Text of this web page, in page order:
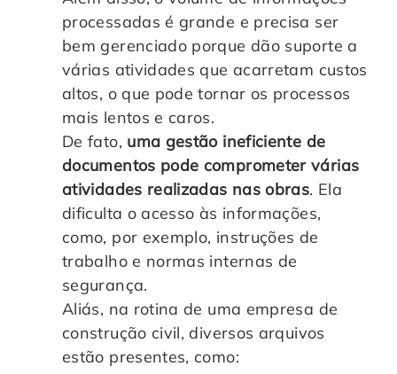
processadas é grande e precisa ser
bem gerenciado porque dão suporte a
várias atividades que acarretam custos
altos, o que pode tornar os processos
mais lentos e caros.
De fato, uma gestão ineficiente de
documentos pode comprometer várias
atividades realizadas nas obras. Ela
dificulta o acesso às informações,
como, por exemplo, instruções de
trabalho e normas internas de
segurança.
Aliás, na rotina de uma empresa de
construção civil, diversos arquivos
estão presentes, como: